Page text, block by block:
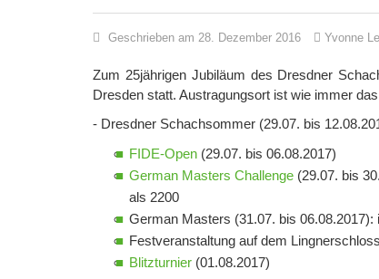
Geschrieben am 28. Dezember 2016 Yvonne
Zum 25jährigen Jubiläum des Dresdner
Dresden statt. Austragungsort ist wie immer
- Dresdner Schachsommer (29.07. bis
FIDE-Open (29.07. bis 06.08.2017)
German Masters Challenge (29.07. bis
als 2200
German Masters (31.07. bis
Festveranstaltung auf dem
Blitzturnier (01.08.2017)